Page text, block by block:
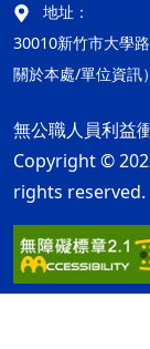
地址：
30010新竹市大學
關於本處/單位資訊）
無公職人員利益
Copyright ©
rights reserved.